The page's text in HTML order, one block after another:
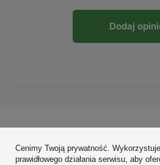
Dodaj
Konto
Cenimy Twoją prywatność.
prawidłowego działania serwisu, aby